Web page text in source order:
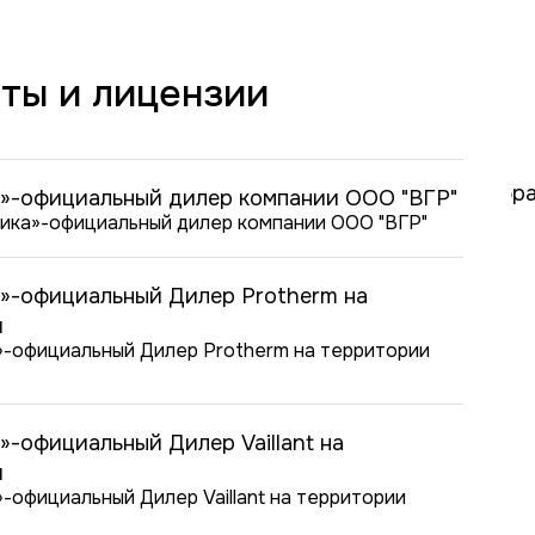
Высокое качество
с нами!
всегда рады помочь!
на любые Ваши вопросы:
17
по пятницу с 10:00 - 18:00
и лицензии
официальный дилер компании ООО "ВГР"
официальный Дилер Protherm на
официальный Дилер Vaillant на